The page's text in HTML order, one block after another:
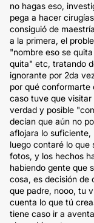
no hagas eso,
pega a hacer
consiguió de
a la primera, el
"nombre eso se
quita" etc, tratando
ignorante por 2da
por qué conformarte
caso tuve que visitar
verdad y posible
decían que aún no
aflojara lo suficiente,
luego contaré lo que
fotos, y los hechos
habiendo gente que
cosa, es decisión de
que padre, nooo, tu
cuenta lo que tú
tiene caso ir a